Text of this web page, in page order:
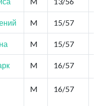
M 15/57
M 15/57
M 16/57
M 16/57